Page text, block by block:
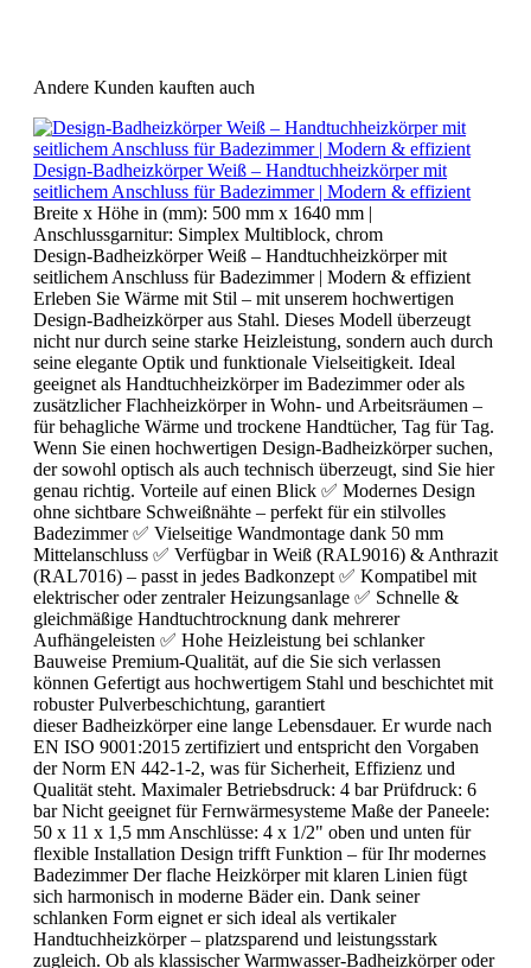
Andere Kunden kauften auch
Design-Badheizkörper Weiß – Handtuchheizkörper mit
seitlichem Anschluss für Badezimmer | Modern & effizient
Breite x Höhe in (mm): 500 mm x 1640 mm |
Anschlussgarnitur: Simplex Multiblock, chrom
Design-Badheizkörper Weiß – Handtuchheizkörper mit
seitlichem Anschluss für Badezimmer | Modern & effizient
Erleben Sie Wärme mit Stil – mit unserem hochwertigen
Design-Badheizkörper aus Stahl. Dieses Modell überzeugt
nicht nur durch seine starke Heizleistung, sondern auch durch
seine elegante Optik und funktionale Vielseitigkeit. Ideal
geeignet als Handtuchheizkörper im Badezimmer oder als
zusätzlicher Flachheizkörper in Wohn- und Arbeitsräumen –
für behagliche Wärme und trockene Handtücher, Tag für Tag.
Wenn Sie einen hochwertigen Design-Badheizkörper suchen,
der sowohl optisch als auch technisch überzeugt, sind Sie hier
genau richtig. Vorteile auf einen Blick ✅ Modernes Design
ohne sichtbare Schweißnähte – perfekt für ein stilvolles
Badezimmer ✅ Vielseitige Wandmontage dank 50 mm
Mittelanschluss ✅ Verfügbar in Weiß (RAL9016) & Anthrazit
(RAL7016) – passt in jedes Badkonzept ✅ Kompatibel mit
elektrischer oder zentraler Heizungsanlage ✅ Schnelle &
gleichmäßige Handtuchtrocknung dank mehrerer
Aufhängeleisten ✅ Hohe Heizleistung bei schlanker
Bauweise Premium-Qualität, auf die Sie sich verlassen
können Gefertigt aus hochwertigem Stahl und beschichtet mit
robuster Pulverbeschichtung, garantiert
dieser Badheizkörper eine lange Lebensdauer. Er wurde nach
EN ISO 9001:2015 zertifiziert und entspricht den Vorgaben
der Norm EN 442-1-2, was für Sicherheit, Effizienz und
Qualität steht. Maximaler Betriebsdruck: 4 bar Prüfdruck: 6
bar Nicht geeignet für Fernwärmesysteme Maße der Paneele:
50 x 11 x 1,5 mm Anschlüsse: 4 x 1/2" oben und unten für
flexible Installation Design trifft Funktion – für Ihr modernes
Badezimmer Der flache Heizkörper mit klaren Linien fügt
sich harmonisch in moderne Bäder ein. Dank seiner
schlanken Form eignet er sich ideal als vertikaler
Handtuchheizkörper – platzsparend und leistungsstark
zugleich. Ob als klassischer Warmwasser-Badheizkörper oder